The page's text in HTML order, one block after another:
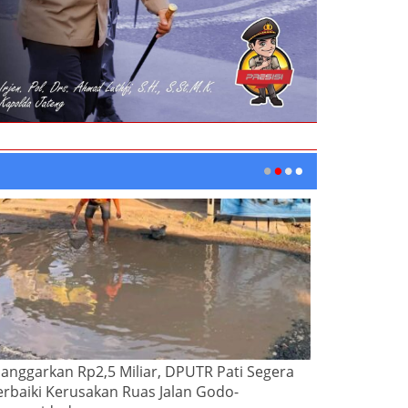
Rp2,5 Miliar, DPUTR Pati Segera
Kerusakan Ruas Jalan Godo-